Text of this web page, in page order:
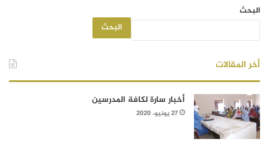
البحث
البحث
أخر المقالات
أخبار سارة لكافة المدرسين
27 يونيو، 2020